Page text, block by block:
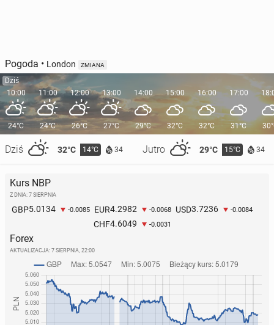
Pogoda • London ZMIANA
Dziś
10:00
24°C
Dziś 32°C 14°C 34 Jutro 29°C 15°C 34
11:00
24°C
12:00
26°C
13:00
27°C
14:00
29°C
15:00
32°C
16:00
32°C
17:00
31°C
Kurs NBP
Z DNIA: 7 SIERPNIA
GBP5.0134 -0.0085 EUR4.2982 -0.0068 USD3.7236 -0.0084
CHF4.6049 -0.0031
Forex
AKTUALIZACJA: 7 SIERPNIA, 22:00